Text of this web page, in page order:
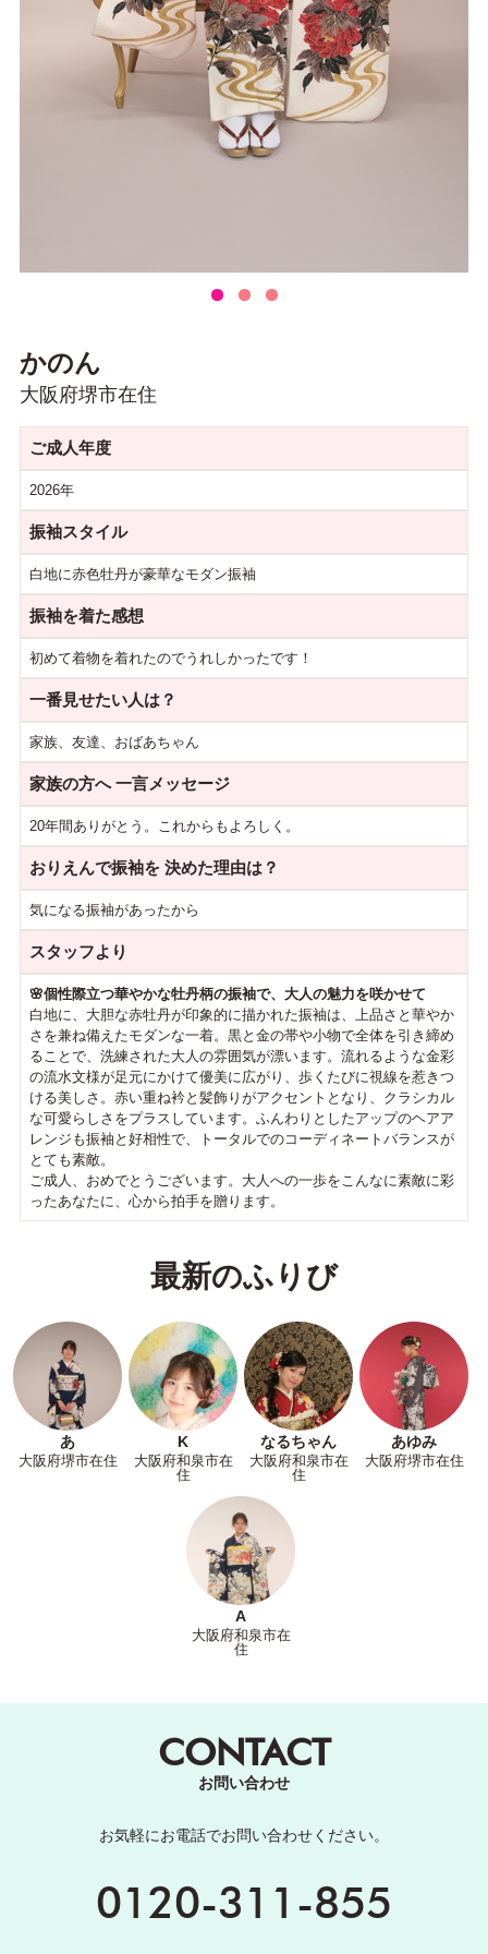
かのん
大阪府堺市在住
ご成人年度
2026年
振袖スタイル
白地に赤色牡丹が豪華なモダン振袖
振袖を着た感想
初めて着物を着れたのでうれしかったです！
一番見せたい人は？
家族、友達、おばあちゃん
家族の方へ一言メッセージ
20年間ありがとう。これからもよろしく。
おりえんで振袖を決めた理由は？
気になる振袖があったから
スタッフより
🌸個性際立つ華やかな牡丹柄の振袖で、大人の魅力を咲かせて
白地に、大胆な赤牡丹が印象的に描かれた振袖は、上品さと華やか
さを兼ね備えたモダンな一着。黒と金の帯や小物で全体を引き締め
ることで、洗練された大人の雰囲気が漂います。流れるような金彩
の流水文様が足元にかけて優美に広がり、歩くたびに視線を惹きつ
ける美しさ。赤い重ね衿と髪飾りがアクセントとなり、クラシカル
な可愛らしさをプラスしています。ふんわりとしたアップのヘアア
レンジも振袖と好相性で、トータルでのコーディネートバランスが
とても素敵。
ご成人、おめでとうございます。大人への一歩をこんなに素敵に彩
ったあなたに、心から拍手を贈ります。
最新のふりび
あ
大阪府堺市在住
K
大阪府和泉市在
住
なるちゃん
大阪府和泉市在
住
あゆみ
大阪府堺市在住
A
大阪府和泉市在
住
CONTACT
お問い合わせ
お気軽にお電話でお問い合わせください。
0120-311-855